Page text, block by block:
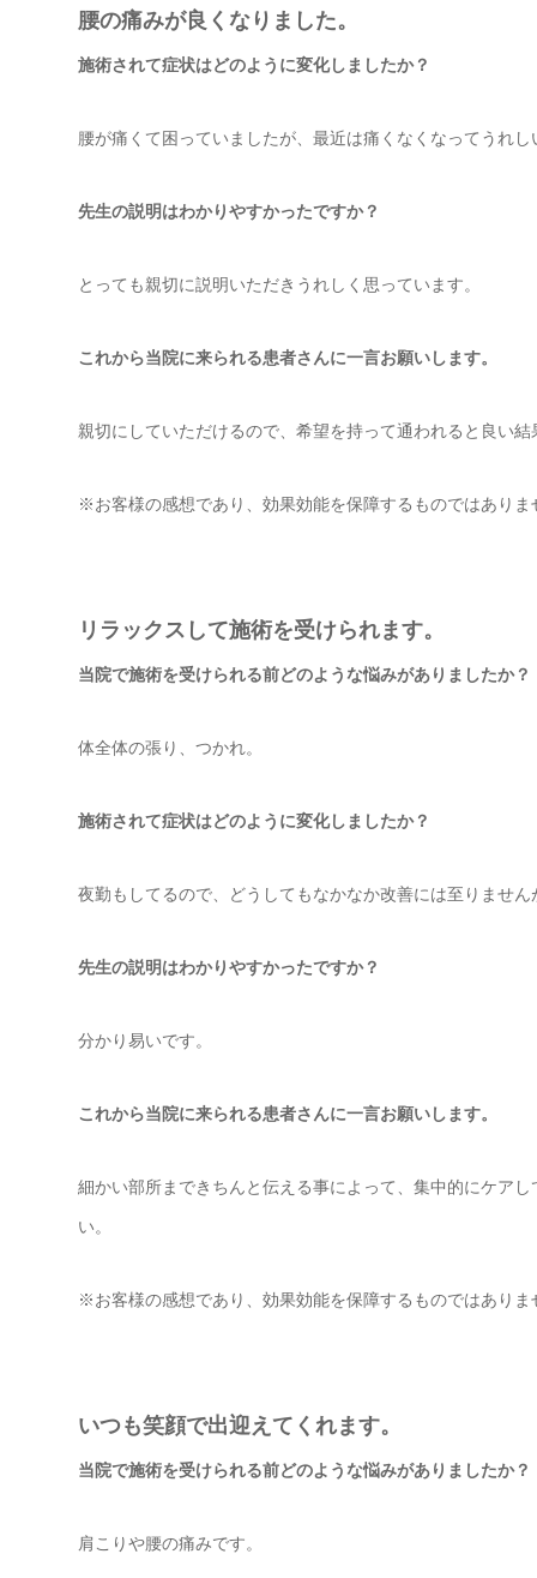
腰の痛みが良くなりました。
施術されて症状はどのように変化しましたか？
腰が痛くて困っていましたが、最近は痛くなくなってうれし
先生の説明はわかりやすかったですか？
とっても親切に説明いただきうれしく思っています。
これから当院に来られる患者さんに一言お願いします。
親切にしていただけるので、希望を持って通われると良い
※お客様の感想であり、効果効能を保障するものではありま
リラックスして施術を受けられます。
当院で施術を受けられる前どのような悩みがありましたか？
体全体の張り、つかれ。
施術されて症状はどのように変化しましたか？
夜勤もしてるので、どうしてもなかなか改善には至りませ
先生の説明はわかりやすかったですか？
分かり易いです。
これから当院に来られる患者さんに一言お願いします。
細かい部所まできちんと伝える事によって、集中的にケア
い。
※お客様の感想であり、効果効能を保障するものではありま
いつも笑顔で出迎えてくれます。
当院で施術を受けられる前どのような悩みがありましたか？
肩こりや腰の痛みです。